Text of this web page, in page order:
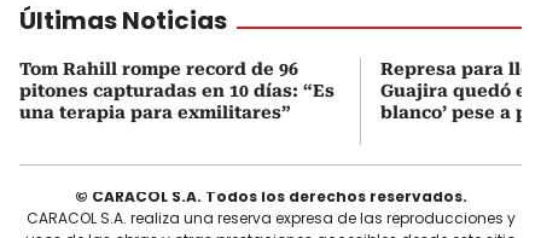
Últimas Noticias
Tom Rahill rompe record de 96
pitones capturadas en 10 días: “Es
una terapia para exmilitares”
Represa para
Guajira quedó en
blanco’ pese a
© CARACOL S.A. Todos los derechos reservados.
CARACOL S.A. realiza una reserva expresa de las reproducciones y